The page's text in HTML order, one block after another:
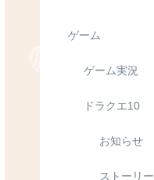
ゲーム
ゲーム実況
ドラクエ10
お知らせ
ストーリー